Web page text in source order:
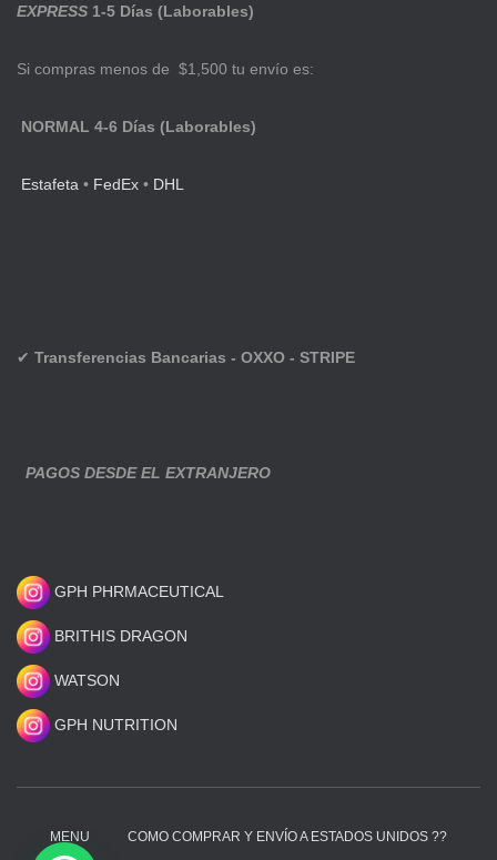
EXPRESS 1-5 Días (Laborables)
Si compras menos de $1,500 tu envío es:
NORMAL 4-6 Días (Laborables)
Estafeta • FedEx • DHL
✔ Transferencias Bancarias - OXXO - STRIPE
PAGOS DESDE EL EXTRANJERO
GPH PHRMACEUTICAL
BRITHIS DRAGON
WATSON
GPH NUTRITION
MENU COMO COMPRAR Y ENVÍO A ESTADOS UNIDOS ??